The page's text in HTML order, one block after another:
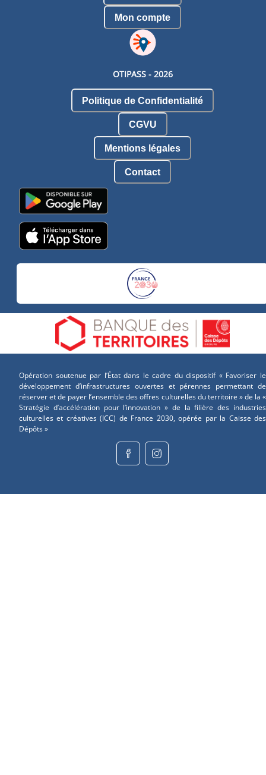
Mon compte
OTIPASS - 2026
Politique de Confidentialité
CGVU
Mentions légales
Contact
Opération soutenue par l’État dans le cadre du dispositif « Favoriser le
développement d’infrastructures ouvertes et pérennes permettant de
réserver et de payer l’ensemble des offres culturelles du territoire » de la «
Stratégie d’accélération pour l’innovation » de la filière des industries
culturelles et créatives (ICC) de France 2030, opérée par la Caisse des
Dépôts »